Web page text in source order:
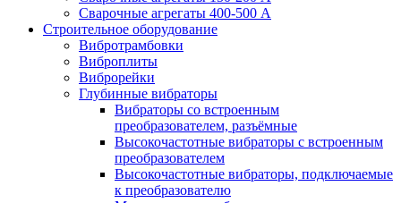
Сварочные агрегаты 400-500 А
Строительное оборудование
Вибротрамбовки
Виброплиты
Виброрейки
Глубинные вибраторы
Вибраторы со встроенным
преобразователем, разъёмные
Высокочастотные вибраторы с встроенным
преобразователем
Высокочастотные вибраторы, подключаемые
к преобразователю